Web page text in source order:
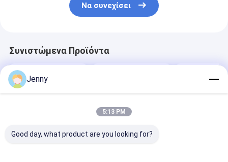
Να συνεχίσει
Συνιστώμενα Προϊόντα
Jenny
5:13 PM
Good day, what product are you looking for?